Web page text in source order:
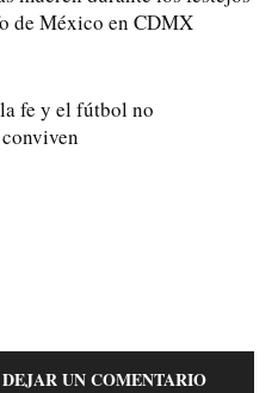
de México en CDMX
fe y el fútbol no
UN COMENTARIO